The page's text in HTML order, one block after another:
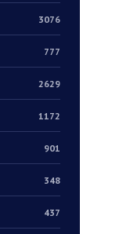
3076
777
2629
1172
901
348
437